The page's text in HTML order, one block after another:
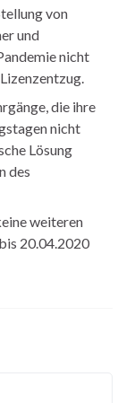
von
und
nicht
die ihre
nicht
Lösung
des
weiteren
20.04.2020